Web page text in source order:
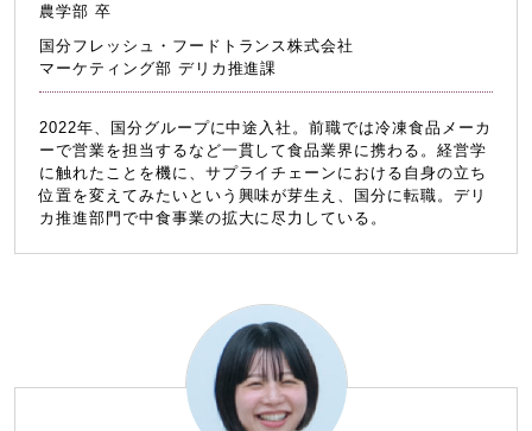
農学部 卒
国分フレッシュ・フードトランス株式会社
マーケティング部 デリカ推進課
2022年、国分グループに中途入社。前職では冷凍食品メーカ
ーで営業を担当するなど一貫して食品業界に携わる。経営学
に触れたことを機に、サプライチェーンにおける自身の立ち
位置を変えてみたいという興味が芽生え、国分に転職。デリ
カ推進部門で中食事業の拡大に尽力している。